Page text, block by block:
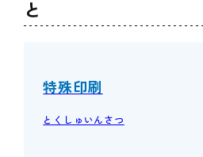
と
特殊印刷
とくしゅいんさつ